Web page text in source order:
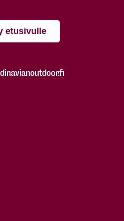
etusivulle